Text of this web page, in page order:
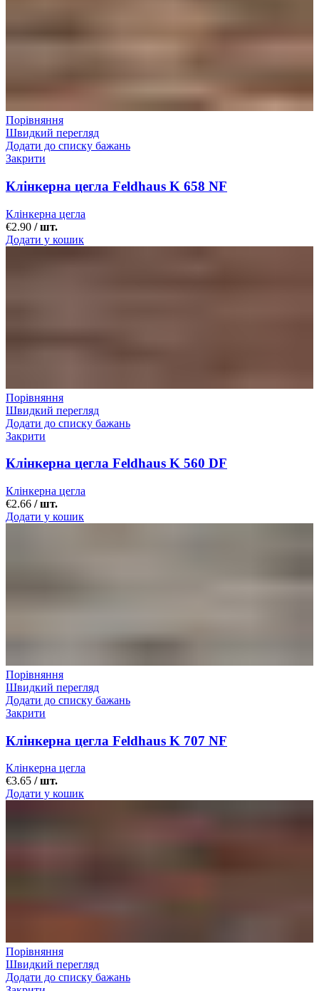
Порівняння
Швидкий перегляд
Додати до списку бажань
Закрити
Клінкерна цегла Feldhaus K 658 NF
Клінкерна цегла
€2.90 / шт.
Додати у кошик
Порівняння
Швидкий перегляд
Додати до списку бажань
Закрити
Клінкерна цегла Feldhaus K 560 DF
Клінкерна цегла
€2.66 / шт.
Додати у кошик
Порівняння
Швидкий перегляд
Додати до списку бажань
Закрити
Клінкерна цегла Feldhaus K 707 NF
Клінкерна цегла
€3.65 / шт.
Додати у кошик
Порівняння
Швидкий перегляд
Додати до списку бажань